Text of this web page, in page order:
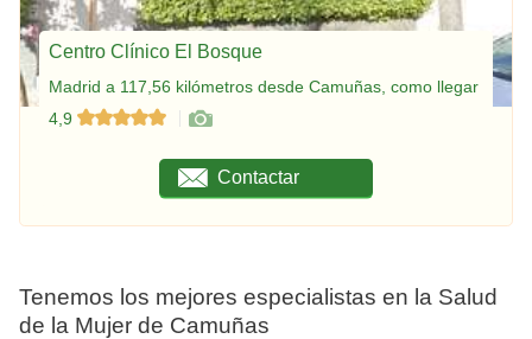
Centro Clínico El Bosque
Madrid a 117,56 kilómetros desde Camuñas, como llegar
4,9
Contactar
Tenemos los mejores especialistas en la Salud
de la Mujer de Camuñas